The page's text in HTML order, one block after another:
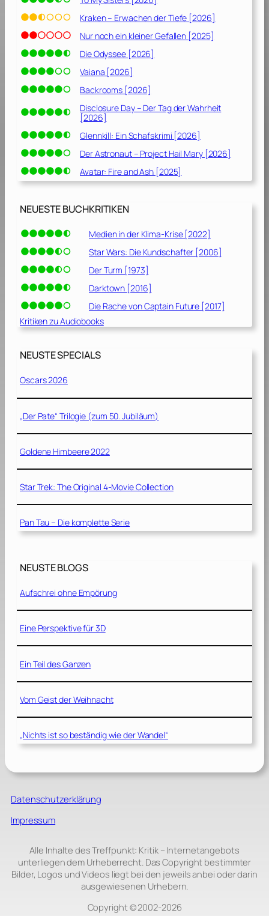
Kraken – Erwachen der Tiefe [2026]
Nur noch ein kleiner Gefallen [2025]
Die Odyssee [2026]
Vaiana [2026]
Backrooms [2026]
Disclosure Day – Der Tag der Wahrheit
[2026]
Glennkill: Ein Schafskrimi [2026]
Der Astronaut – Project Hail Mary [2026]
Avatar: Fire and Ash [2025]
NEUESTE BUCHKRITIKEN
Medien in der Klima-Krise [2022]
Star Wars: Die Kundschafter [2006]
Der Turm [1973]
Darktown [2016]
Die Rache von Captain Future [2017]
Kritiken zu Audiobooks
NEUSTE SPECIALS
Oscars 2026
„Der Pate“ Trilogie (zum 50. Jubiläum)
Goldene Himbeere 2022
Star Trek: The Original 4-Movie Collection
Pan Tau – Die komplette Serie
NEUSTE BLOGS
Aufschrei ohne Empörung
Eine Perspektive für 3D
Ein Teil des Ganzen
Vom Geist der Weihnacht
„Nichts ist so beständig wie der Wandel“
Datenschutzerklärung
Impressum
Alle Inhalte des Treffpunkt: Kritik – Internetangebots
unterliegen dem Urheberrecht. Das Copyright bestimmter
Bilder, Logos und Videos liegt bei den jeweils anbei oder darin
ausgewiesenen Urhebern.
Copyright © 2002‑2026